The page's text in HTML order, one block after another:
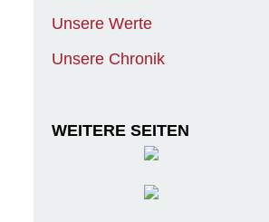
Unsere Werte
Unsere Chronik
WEITERE SEITEN